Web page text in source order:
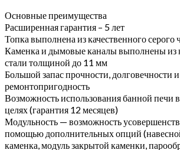
Основные преимущества
Расширенная гарантия – 5 лет
Топка выполнена из качественного серого
Каменка и дымовые каналы выполнены из
стали толщиной до 11 мм
Большой запас прочности, долговечности
ремонтопригодность
Возможность использования банной печи
целях (гарантия 12 месяцев)
Модульность — возможность
помощью дополнительных опций
каменка, модуль закрытой каменки,